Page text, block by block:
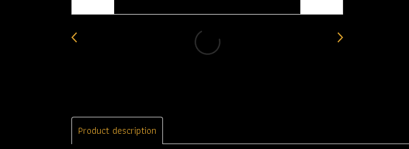
Product description